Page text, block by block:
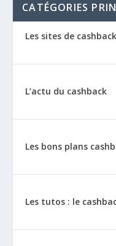
CATÉGORIES
Les sites de cashback
L’actu du cashback
Les bons plans
Les tutos : le